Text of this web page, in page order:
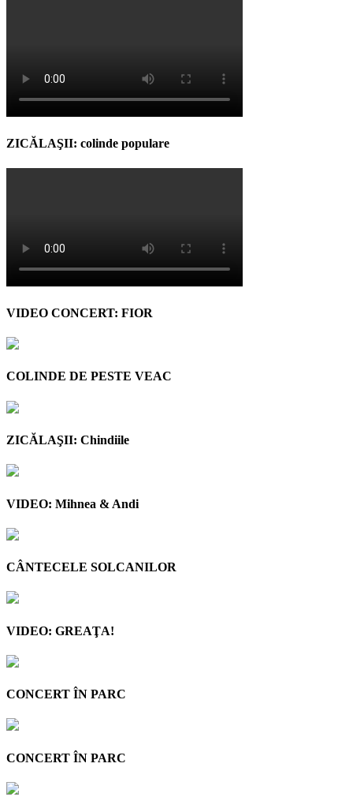
ZICĂLAŞII: colinde populare
VIDEO CONCERT: FIOR
COLINDE DE PESTE VEAC
ZICĂLAŞII: Chindiile
VIDEO: Mihnea & Andi
CÂNTECELE SOLCANILOR
VIDEO: GREAŢA!
CONCERT ÎN PARC
CONCERT ÎN PARC